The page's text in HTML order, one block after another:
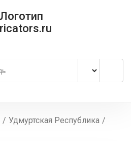
/ Удмуртская Республика /